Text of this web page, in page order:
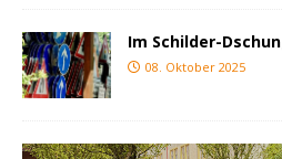
Im Schilder-
08. Oktober 2025